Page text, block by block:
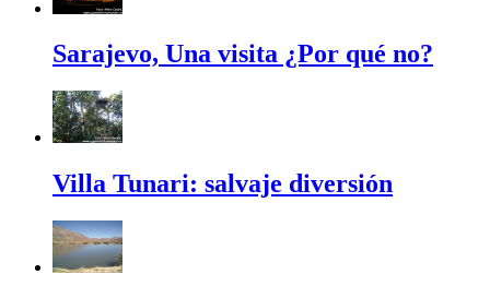
Sarajevo, Una visita ¿Por qué no?
Villa Tunari: salvaje diversión